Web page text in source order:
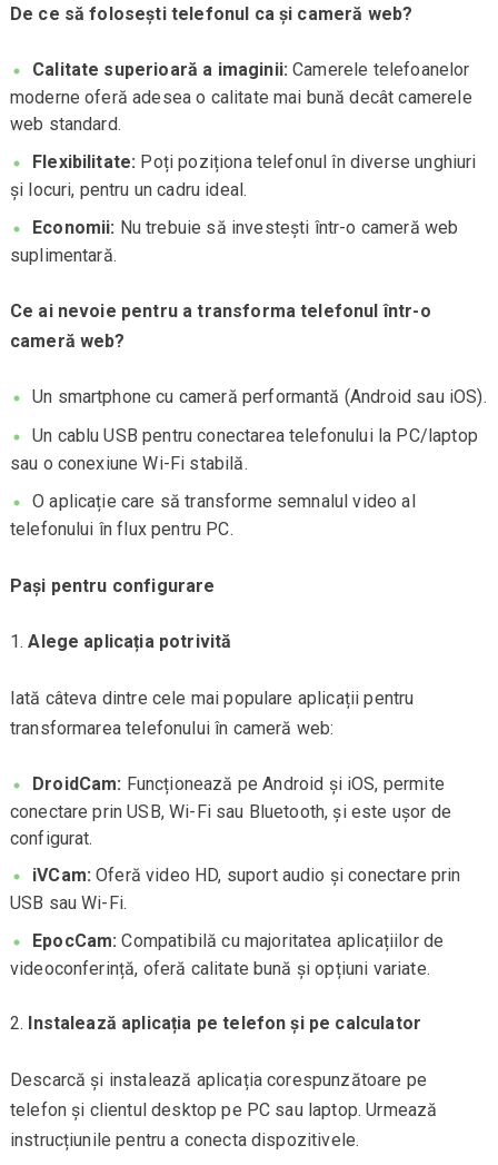
De ce să folosești telefonul ca și cameră web?
Calitate superioară a imaginii: Camerele telefoanelor
moderne oferă adesea o calitate mai bună decât camerele
web standard.
Flexibilitate: Poți poziționa telefonul în diverse unghiuri
și locuri, pentru un cadru ideal.
Economii: Nu trebuie să investești într-o cameră web
suplimentară.
Ce ai nevoie pentru a transforma telefonul într-o
cameră web?
Un smartphone cu cameră performantă (Android sau iOS).
Un cablu USB pentru conectarea telefonului la PC/laptop
sau o conexiune Wi-Fi stabilă.
O aplicație care să transforme semnalul video al
telefonului în flux pentru PC.
Pași pentru configurare
Alege aplicația potrivită
Iată câteva dintre cele mai populare aplicații pentru
transformarea telefonului în cameră web:
DroidCam: Funcționează pe Android și iOS, permite
conectare prin USB, Wi-Fi sau Bluetooth, și este ușor de
configurat.
iVCam: Oferă video HD, suport audio și conectare prin
USB sau Wi-Fi.
EpocCam: Compatibilă cu majoritatea aplicațiilor de
videoconferință, oferă calitate bună și opțiuni variate.
Instalează aplicația pe telefon și pe calculator
Descarcă și instalează aplicația corespunzătoare pe
telefon și clientul desktop pe PC sau laptop. Urmează
instrucțiunile pentru a conecta dispozitivele.